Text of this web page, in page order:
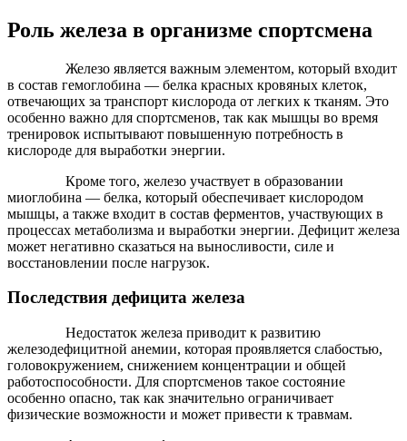
Роль железа в организме спортсмена
Железо является важным элементом, который входит
в состав гемоглобина — белка красных кровяных клеток,
отвечающих за транспорт кислорода от легких к тканям. Это
особенно важно для спортсменов, так как мышцы во время
тренировок испытывают повышенную потребность в
кислороде для выработки энергии.
Кроме того, железо участвует в образовании
миоглобина — белка, который обеспечивает кислородом
мышцы, а также входит в состав ферментов, участвующих в
процессах метаболизма и выработки энергии. Дефицит железа
может негативно сказаться на выносливости, силе и
восстановлении после нагрузок.
Последствия дефицита железа
Недостаток железа приводит к развитию
железодефицитной анемии, которая проявляется слабостью,
головокружением, снижением концентрации и общей
работоспособности. Для спортсменов такое состояние
особенно опасно, так как значительно ограничивает
физические возможности и может привести к травмам.